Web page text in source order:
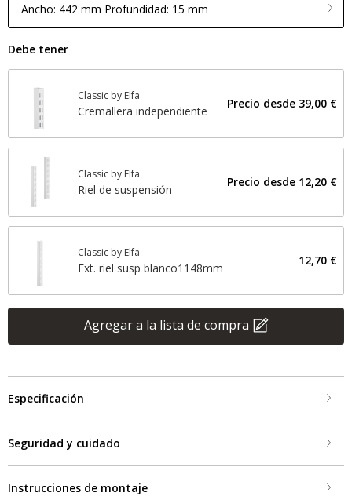
Ancho: 442 mm Profundidad: 15 mm
Debe tener
Classic by Elfa
Cremallera independiente
Precio desde 39,00 €
Classic by Elfa
Riel de suspensión
Precio desde 12,20 €
Classic by Elfa
Ext. riel susp blanco1148mm
12,70 €
Agregar a la lista de compra
Especificación
Seguridad y cuidado
Instrucciones de montaje